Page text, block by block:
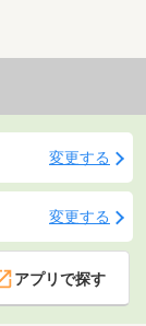
証・シロアリ
なので入居後
変更する
変更する
アプリで探す